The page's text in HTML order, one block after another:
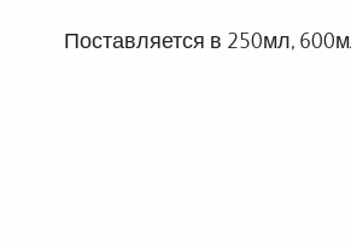
Поставляется в 250мл,